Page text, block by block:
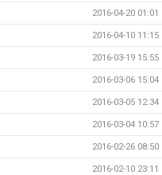
2016-04-20 01:01
2016-04-10 11:15
2016-03-19 15:55
2016-03-06 15:04
2016-03-05 12:34
2016-03-04 10:57
2016-02-26 08:50
2016-02-10 23:11